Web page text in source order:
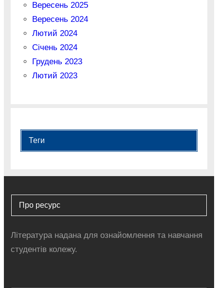
Вересень 2025
Вересень 2024
Лютий 2024
Січень 2024
Грудень 2023
Лютий 2023
Теги
Про ресурс
Література надана для ознайомлення та навчання
студентів колежу.